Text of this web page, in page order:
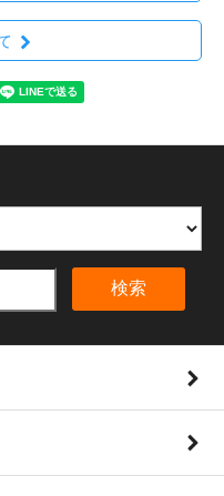
検索